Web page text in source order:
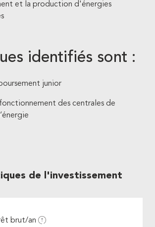
et la production d'énergies
identifiés sont :
junior
des centrales de
de l'investissement
brut/an